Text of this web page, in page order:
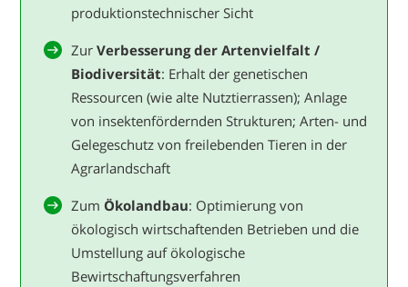
produktionstechnischer Sicht
ZurVerbesserung der Artenvielfalt /
Biodiversität: Erhalt der genetischen
Ressourcen (wie alte Nutztierrassen); Anlage
von insektenfördernden Strukturen; Arten- und
Gelegeschutz von freilebenden Tieren in der
Agrarlandschaft
Zum Ökolandbau: Optimierung von
ökologisch wirtschaftenden Betrieben und die
Umstellung auf ökologische
Bewirtschaftungsverfahren